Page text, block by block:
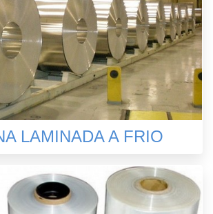
LAMINADA A FRIO